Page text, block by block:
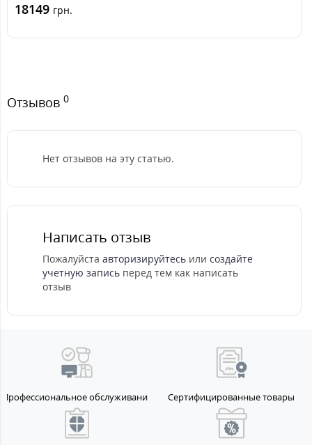
18149 грн.
Отзывов 0
Нет отзывов на эту статью.
Написать отзыв
Пожалуйста авторизируйтесь или создайте
учетную запись перед тем как написать
отзыв
Профессиональное обслуживание Сертифицированные товары